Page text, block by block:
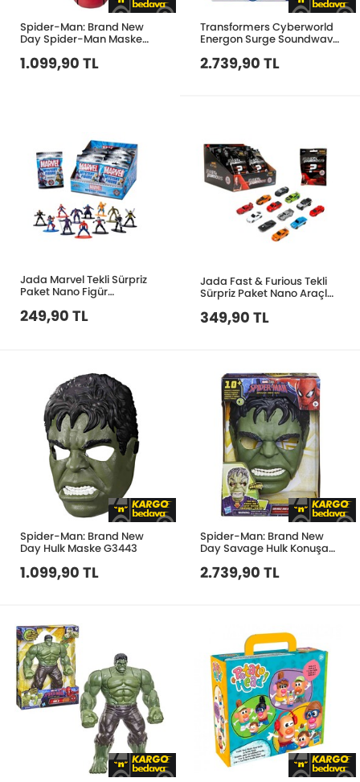
Spider-Man: Brand New
Day Spider-Man Maske
G3442
1.099,90 TL
Transformers Cyberworld
Energon Surge Soundwave
Deep Sea Explorer Figür
G1964
2.739,90 TL
Jada Marvel Tekli Sürpriz
Paket Nano Figür
249,90 TL
Jada Fast & Furious Tekli
Sürpriz Paket Nano Araçlar
349,90 TL
Spider-Man: Brand New
Day Hulk Maske G3443
1.099,90 TL
Spider-Man: Brand New
Day Savage Hulk Konuşan
Elektronik Maske G3409
2.739,90 TL